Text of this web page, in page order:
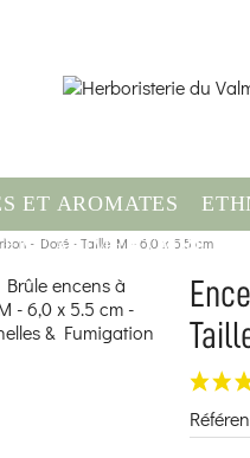
ET AROMATES
ALIMENTAIRE
- Doré - Taille M - 6,0 x 5.5 cm